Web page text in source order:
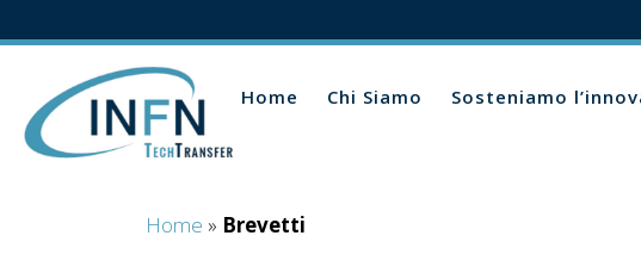
Home Chi Siamo Sosteniamo
Home » Brevetti